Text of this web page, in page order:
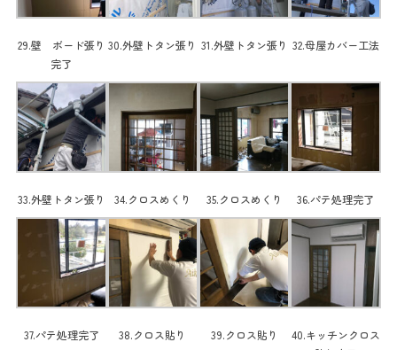
29.壁 ボード張り
完了
30.外壁トタン張り 31.外壁トタン張り 32.母屋カバー工法
33.外壁トタン張り 34.クロスめくり 35.クロスめくり 36.パテ処理完了
37.パテ処理完了 38.クロス貼り 39.クロス貼り
40.キッチンクロス